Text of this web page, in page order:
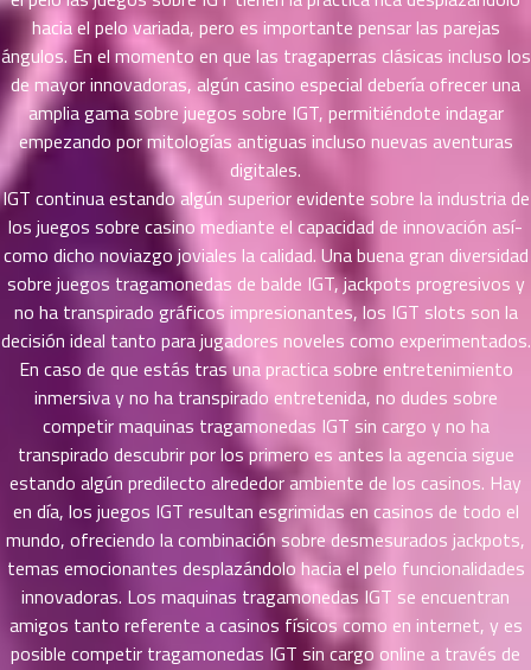
hacia el pelo variada, pero es importante pensar las parejas
ángulos. En el momento en que las tragaperras clásicas incluso los
de mayor innovadoras, algún casino especial debería ofrecer una
amplia gama sobre juegos sobre IGT, permitiéndote indagar
empezando por mitologías antiguas incluso nuevas aventuras
digitales.
IGT continua estando algún superior evidente sobre la industria de
los juegos sobre casino mediante el capacidad de innovación así­
como dicho noviazgo joviales la calidad. Una buena gran diversidad
sobre juegos tragamonedas de balde IGT, jackpots progresivos y
no ha transpirado gráficos impresionantes, los IGT slots son la
decisión ideal tanto para jugadores noveles como experimentados.
En caso de que estás tras una practica sobre entretenimiento
inmersiva y no ha transpirado entretenida, no dudes sobre
competir maquinas tragamonedas IGT sin cargo y no ha
transpirado descubrir por los primero es antes la agencia sigue
estando algún predilecto alrededor ambiente de los casinos. Hay
en día, los juegos IGT resultan esgrimidas en casinos de todo el
mundo, ofreciendo la combinación sobre desmesurados jackpots,
temas emocionantes desplazándolo hacia el pelo funcionalidades
innovadoras. Los maquinas tragamonedas IGT se encuentran
amigos tanto referente a casinos físicos como en internet, y es
posible competir tragamonedas IGT sin cargo online a través de
ตอน
ที่
น
74
ตอน
ที่
น
75
ตอน
ที่
น
76
ตอน
ที่
ตอน
ที่
น
78
ตอน
ที่
79
ตอน